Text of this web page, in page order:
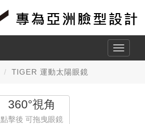
Toggle
TIGER 運動太陽眼鏡
360°視角
點擊後 可拖曳眼鏡